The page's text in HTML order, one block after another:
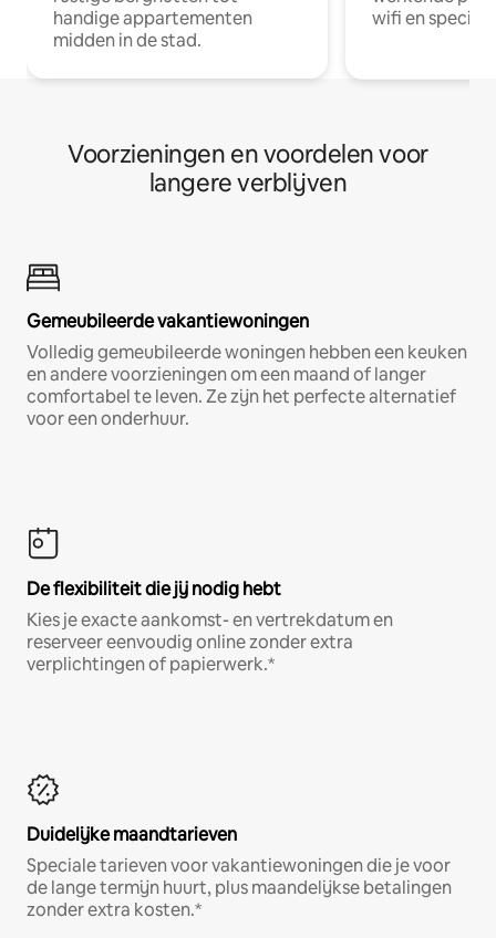
handige appartementen
midden in de stad.
wifi en
Voorzieningen en voordelen voor
langere verblijven
Gemeubileerde vakantiewoningen
Volledig gemeubileerde woningen hebben een keuken
en andere voorzieningen om een maand of langer
comfortabel te leven. Ze zijn het perfecte alternatief
voor een onderhuur.
De flexibiliteit die jij nodig hebt
Kies je exacte aankomst- en vertrekdatum en
reserveer eenvoudig online zonder extra
verplichtingen of papierwerk.*
Duidelijke maandtarieven
Speciale tarieven voor vakantiewoningen die je voor
de lange termijn huurt, plus maandelijkse betalingen
zonder extra kosten.*